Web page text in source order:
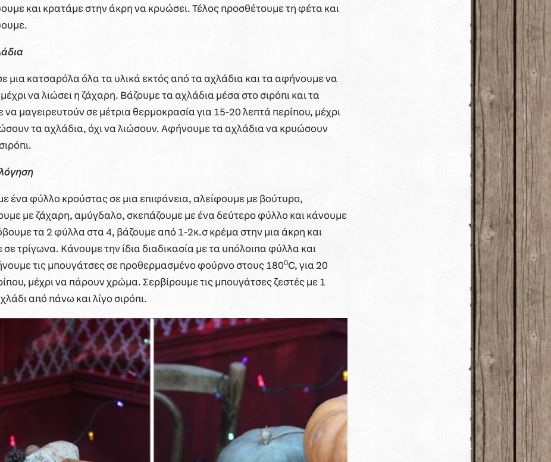
και κρατάμε στην άκρη να κρυώσει. Τέλος προσθέτουμε τη φέτα και
μια κατσαρόλα όλα τα υλικά εκτός από τα αχλάδια και τα αφήνουμε να
να λιώσει η ζάχαρη. Βάζουμε τα αχλάδια μέσα στο σιρόπι και τα
μαγειρευτούν σε μέτρια θερμοκρασία για 15-20 λεπτά περίπου, μέχρι
τα αχλάδια, όχι να λιώσουν. Αφήνουμε τα αχλάδια να κρυώσουν
ένα φύλλο κρούστας σε μια επιφάνεια, αλείφουμε με βούτυρο,
με ζάχαρη, αμύγδαλο, σκεπάζουμε με ένα δεύτερο φύλλο και κάνουμε
τα 2 φύλλα στα 4, βάζουμε από 1-2κ.σ κρέμα στην μια άκρη και
σε τρίγωνα. Κάνουμε την ίδια διαδικασία με τα υπόλοιπα φύλλα και
τις μπουγάτσες σε προθερμασμένο φούρνο στους 1800C, για 20
μέχρι να πάρουν χρώμα. Σερβίρουμε τις μπουγάτσες ζεστές με 1
από πάνω και λίγο σιρόπι.